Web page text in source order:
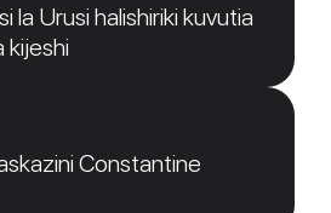
Urusi halishiriki kuvutia
kijeshi
Constantine